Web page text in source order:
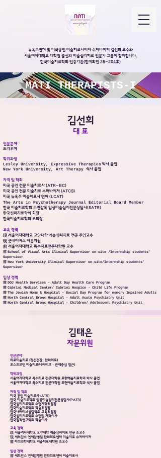
뉴욕주면허 및 미국공인 미술치료사이자 수퍼바이저 김선희 교수와
서울여자대학교 대학원 출신의 미술심리치료 전문가 그룹이 함께합니다.
​한국미술치료학회 인증기관(한미회인 25-204호)
MATI THERAPISTS-I
​김선희
대 표
전문분야
트라우마
​학위과정
Lesley University, Expressive Therapies 박사 졸업
New York University, Art Therapy 석사 졸업
자격 및 학회
미국 공인 전문 미술치료사 (ATR-BC)
미국 공인 전문 미술치료 수퍼바이저 (ATCS)
미국 뉴욕주 미술치료사 면허 (LCAT)
The Arts in Psychotherapy Journal Editorial Board Member
한국 미술치료학회 수련감독 임상미술심리전문상담사(SATR)
한국심리치료학회 회장
​한국미술치료학회 부회장
교육 경력
現 서울여자대학교 교양대학 예술심리치료 전공 주임교수
現 굿네이버스 자문위원
前 서울여자대학교 특수치료전문대학원 교수
前 School of Visual Arts Clinical Supervisor on-site /Internship students’
Supervisor
前 New York University Clinical Supervisor on-site/Internship students’
Supervisor
임상 경력
前 DOJ Health Services - Adult Day Health Care Program
前 Cabrini Medical Center/ Cabrini Hospice - Child Life Program
前 The Jewish Home & Hospital – Social Day Program for memory Impaired Adults
前 North Central Bronx Hospital – Adult Acute Psychiatry Unit
前 North Central Bronx Hospital - Children/ Adolescent Psychiatry Unit
김태은
자문위원
전문분야
의료미술치료 (정신건강, 완화의료)
포스트모던 미술치료(내러티브 · 관계중심 접근)
​학위과정
서울여자대학교 특수치료 전문대학원 표현예술치료학과 박사 졸업
서울여자대학교 특수치료 전문대학원 표현예술치료학과 석사 졸업
자격 및 학회
미국 공인 미술치료사 (ATR)
한국 미술치료학회 임상미술심리전문상담사(PATR)
한국심리치료학회 수련자격위원장
한국미술치료학회 학술위원장
한국내러티브상담학회 교육위원장
한국심리치료학회 수련및 자격이사
한국질적연구학회 학술이사
교육 경력
現 서울여자대학교 교양대학 예술심리치료 전공 조교수
現 세브란스 연세암병원 완화의료센터 미술치료 슈퍼바이저
前 차의과학대학교 미술치료대학원 조교수
임상 경력
前 세브란스 연세암병원 완화의료센터 미술치료사